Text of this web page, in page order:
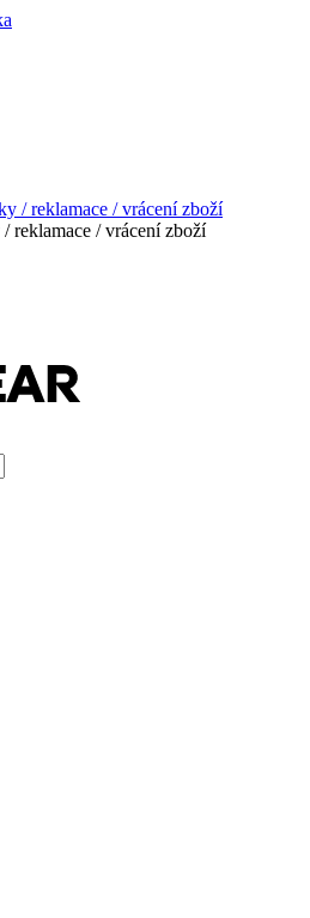
/ reklamace / vrácení zboží
reklamace / vrácení zboží